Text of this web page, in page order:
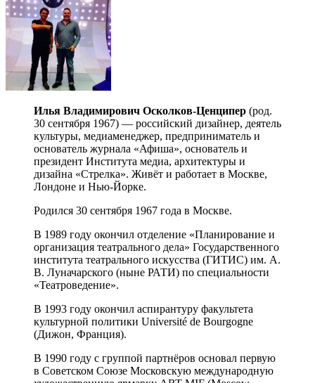
Илья Владимирович Осколков-Ценципер (род.
30 сентября 1967) — российский дизайнер, деятель
культуры, медиаменеджер, предприниматель и
основатель журнала «Афиша», основатель и
президент Института медиа, архитектуры и
дизайна «Стрелка». Живёт и работает в Москве,
Лондоне и Нью-Йорке.
Родился 30 сентября 1967 года в Москве.
В 1989 году окончил отделение «Планирование и
организация театрального дела» Государственного
института театрального искусства (ГИТИС) им. А.
В. Луначарского (ныне РАТИ) по специальности
«Театроведение».
В 1993 году окончил аспирантуру факультета
культурной политики Université de Bourgogne
(Дижон, Франция).
В 1990 году с группой партнёров основал первую
в Советском Союзе Московскую международную